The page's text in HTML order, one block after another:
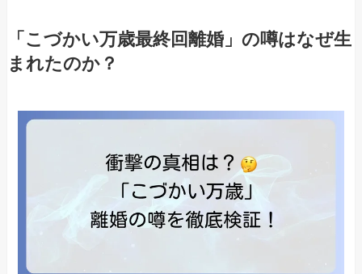
「こづかい万歳最終回離婚」の噂はなぜ生
まれたのか？